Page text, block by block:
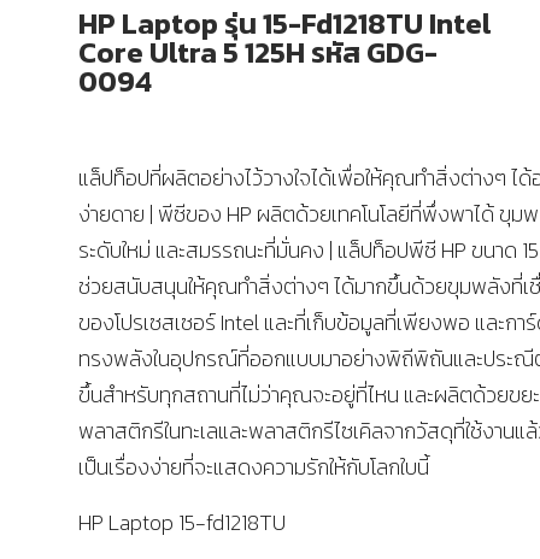
HP Laptop รุ่น 15-Fd1218TU Intel
Core Ultra 5 125H รหัส GDG-
0094
แล็ปท็อปที่ผลิตอย่างไว้วางใจได้เพื่อให้คุณทำสิ่งต่างๆ ได้
ง่ายดาย | พีซีของ HP ผลิตด้วยเทคโนโลยีที่พึ่งพาได้ ขุม
ระดับใหม่ และสมรรถนะที่มั่นคง | แล็ปท็อปพีซี HP ขนาด
ช่วยสนับสนุนให้คุณทําสิ่งต่างๆ ได้มากขึ้นด้วยขุมพลังที่เ
ของโปรเซสเซอร์ Intel และที่เก็บข้อมูลที่เพียงพอ และกา
ทรงพลังในอุปกรณ์ที่ออกแบบมาอย่างพิถีพิถันและประณี
ขึ้นสำหรับทุกสถานที่ไม่ว่าคุณจะอยู่ที่ไหน และผลิตด้วยขยะ
พลาสติกรีในทะเลและพลาสติกรีไซเคิลจากวัสดุที่ใช้งานแ
เป็นเรื่องง่ายที่จะแสดงความรักให้กับโลกใบนี้
HP Laptop 15-fd1218TU